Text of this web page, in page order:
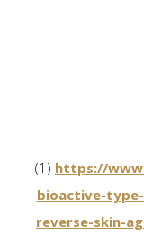
(1) https://
bioactive-
reverse-skin-